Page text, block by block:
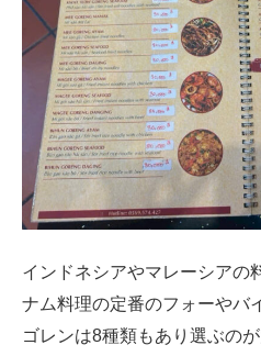
インドネシアやマレーシアの
ナム料理の定番のフォーやバ
ゴレンは8種類もあり選ぶの